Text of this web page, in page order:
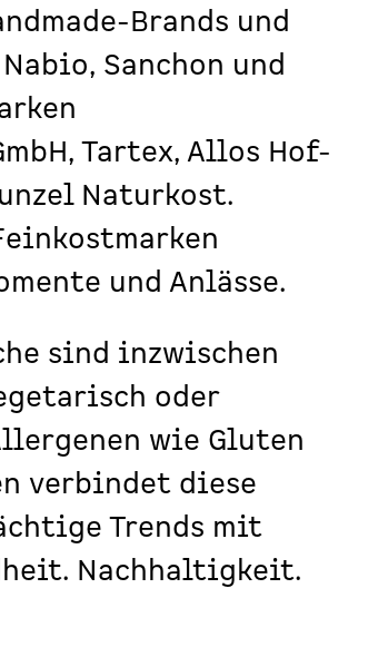
Brands und
Nabio, Sanchon und
, Tartex, Allos Hof-
Naturkost.
und Anlässe.
sind inzwischen
oder
wie Gluten
verbindet diese
Trends mit
Nachhaltigkeit.